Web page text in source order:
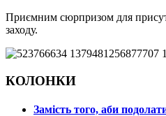
Приємним сюрпризом для
заходу.
КОЛОНКИ
Замість того, аби